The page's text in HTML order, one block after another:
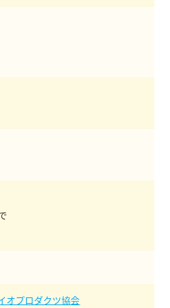
オプロダクツ協会